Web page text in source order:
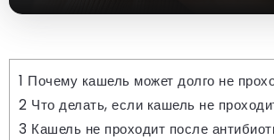
1 Почему кашель может долго не
2 Что делать, если кашель не
3 Кашель не проходит после